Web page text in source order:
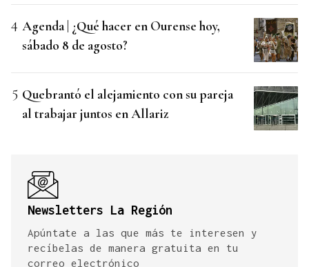
Agenda | ¿Qué hacer en Ourense hoy,
sábado 8 de agosto?
Quebrantó el alejamiento con su pareja
al trabajar juntos en Allariz
Newsletters La Región
Apúntate a las que más te interesen y
recíbelas de manera gratuita en tu
correo electrónico